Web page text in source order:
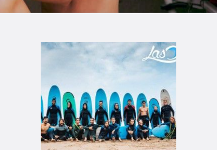
TIENDA FAMILY SURFERS